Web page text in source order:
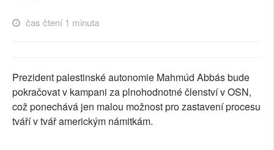
NEJČTENĚJŠÍ ZA 7 DNÍ
PŘÍSPĚVKY NA PROVOZ
SOCIÁLNÍ SÍTĚ
čas čtení 1 minuta
Prezident palestinské autonomie Mahmúd Abbás bude
pokračovat v kampani za plnohodnotné členství v OSN,
což ponechává jen malou možnost pro zastavení procesu
tváří v tvář americkým námitkám.